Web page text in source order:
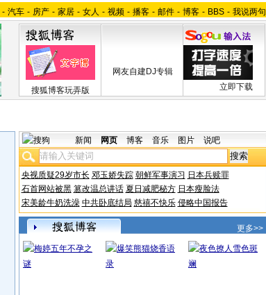
- 汽车 - 房产 - 家居 - 女人 - 视频 - 播客 - 邮件 - 博客 - BBS - 我说两句
搜狐博客玩弄版
网友自建DJ专辑
立即下载
新闻 网页 博客 音乐 图片 说吧
央视质疑29岁市长 邓玉娇失踪 朝鲜军事演习 日本兵赎罪
石首网站被黑 篡改温总讲话 夏日减肥秘方 日本瘦脸法
宋美龄牛奶洗澡 中共卧底结局 慈禧不快乐 侵略中国报告
更多>>